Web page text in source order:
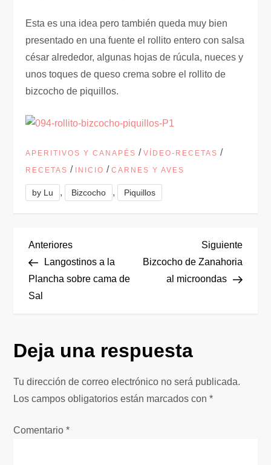
Esta es una idea pero también queda muy bien
presentado en una fuente el rollito entero con salsa
césar alrededor, algunas hojas de rúcula, nueces y
unos toques de queso crema sobre el rollito de
bizcocho de piquillos.
APERITIVOS Y CANAPÉS /VÍDEO-RECETAS /
RECETAS / INICIO /CARNES Y AVES
by Lu , Bizcocho , Piquillos
N
a
v
g
a
Entrada
anterior
Anteriores
Langostinos a la
Plancha sobre cama de
Sal
Siguiente
Bizcocho de Zanahoria
al microondas
Deja una respuesta
Tu dirección de correo electrónico no será publicada.
Los campos obligatorios están marcados con*
Comentario*